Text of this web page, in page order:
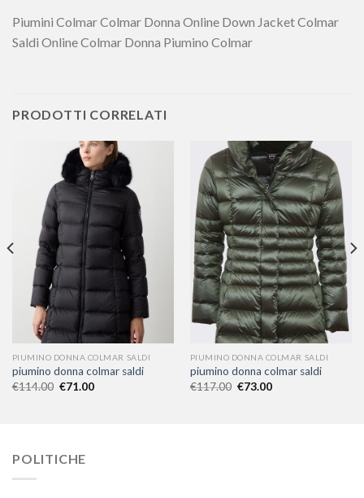
Piumini Colmar Colmar Donna Online Down Jacket Colmar
Saldi Online Colmar Donna Piumino Colmar
PRODOTTI CORRELATI
PIUMINO DONNA COLMAR SALDI
piumino donna colmar saldi
€114.00 €71.00
PIUMINO DONNA COLMAR SALDI
piumino donna colmar saldi
€117.00 €73.00
POLITICHE